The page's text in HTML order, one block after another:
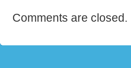
Comments are closed.